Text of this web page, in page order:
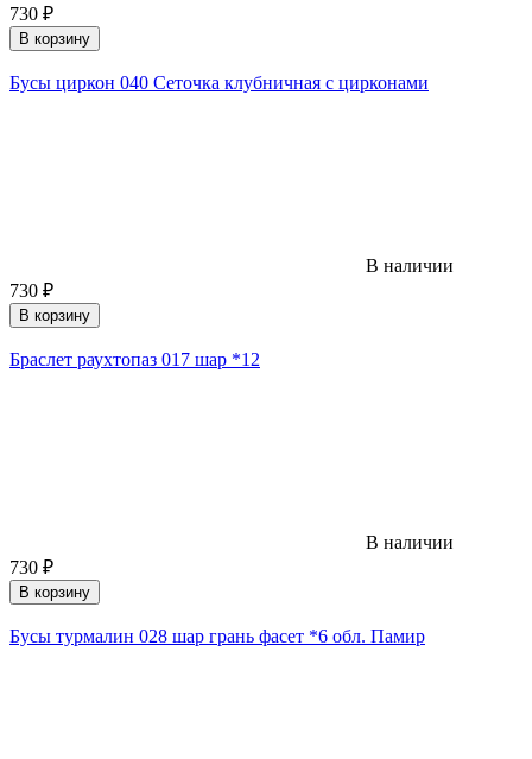
730 ₽
В корзину
Бусы циркон 040 Сеточка клубничная с цирконами
В наличии
730 ₽
В корзину
Браслет раухтопаз 017 шар *12
В наличии
730 ₽
В корзину
Бусы турмалин 028 шар грань фасет *6 обл. Памир